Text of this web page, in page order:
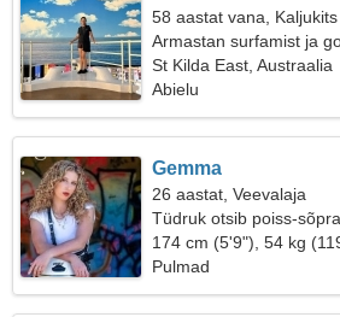
58 aastat vana, Kaljukits
Armastan surfamist ja
St Kilda East, Austraalia
Abielu
Gemma
26 aastat, Veevalaja
Tüdruk otsib poiss-
174 cm (5'9"), 54 kg
Pulmad